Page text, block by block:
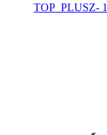
TOP_PLUSZ-